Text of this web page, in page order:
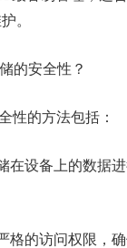
。
的安全性？
性的方法包括：
在设备上的数据
格的访问权限，